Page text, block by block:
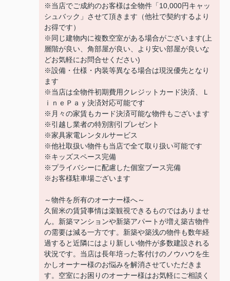
※当店でご成約のお客様は全物件「10,000円キャッ
シュバック」させて頂きます（他社で契約するより
お得です）
※同じ建物内に複数空室がある場合がございます(上
層階が良い、角部屋が良い、より安い部屋が良いな
どお気軽にお問合せください)
※設備・仕様・内装等異なる場合は現況優先となり
ます
※当店は全物件初期費用クレジットカード決済、Ｌ
ｉｎｅＰａｙ決済対応可能です
※月々の家賃もカード決済可能な物件もございます
※引越し業者の特別割引プレゼント
※家具家電レンタルサービス
※他社取扱い物件も当店で全て取り扱い可能です
※キッズスペース完備
※プライバシーに配慮した個室ブース完備
※お客様駐車場ございます
～物件を所有のオーナー様へ～
久留米の賃貸事情は楽観視できるものではありませ
ん。新築マンションや新築アパートが増え築古物件
の需要は減る一方です。新築や築浅の物件も数年経
過すると近隣にはより新しい物件が多数建設される
状況です。当店は長年培った客付けのノウハウを生
かしオーナー様のお悩みを解消させていただきま
す。空室にお困りのオーナー様はお気軽にご相談く